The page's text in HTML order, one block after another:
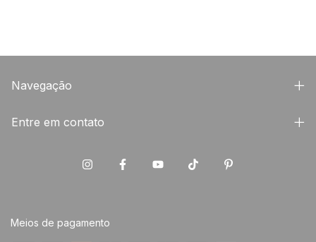
Navegação
Entre em contato
Meios de pagamento